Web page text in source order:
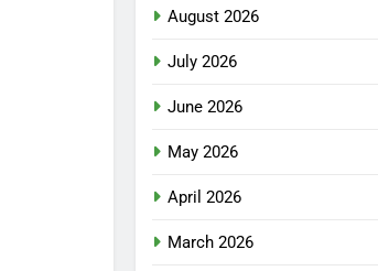
August 2026
July 2026
June 2026
May 2026
April 2026
March 2026